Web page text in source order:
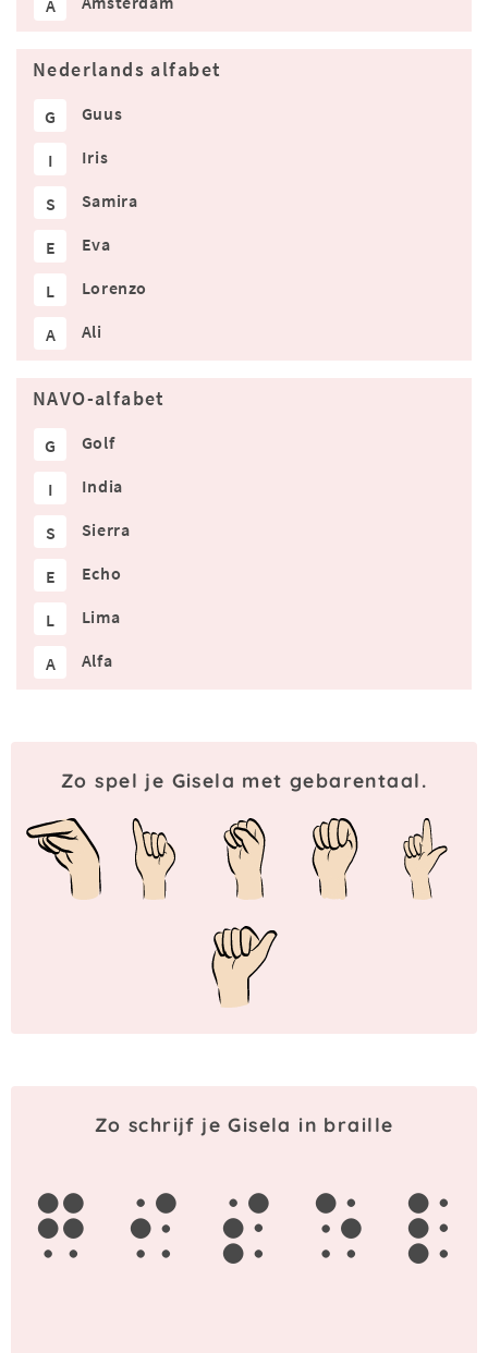
A
Nederlands alfabet
G Guus
I Iris
S Samira
E Eva
L Lorenzo
A Ali
NAVO-alfabet
G Golf
I India
S Sierra
E Echo
L Lima
A Alfa
Zo spel je Gisela met gebarentaal.
Zo schrijf je Gisela in braille
g i s e l